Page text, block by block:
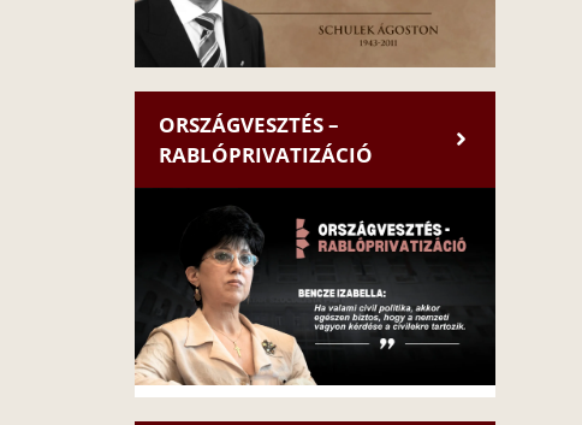
ORSZÁGVESZTÉS –
RABLÓPRIVATIZÁCIÓ